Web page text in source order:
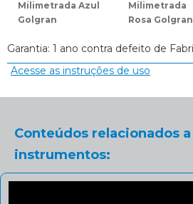
Milimetrada Azul
Golgran
Milimetrada
Rosa Golgran
Garantia: 1 ano contra defeito de
Acesse as instruções de uso
Conteúdos relacionados
instrumentos: